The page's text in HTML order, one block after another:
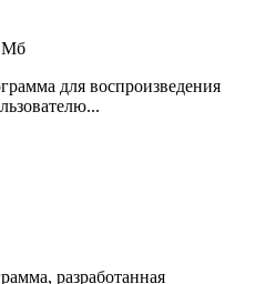
Мб
для воспроизведения
разработанная